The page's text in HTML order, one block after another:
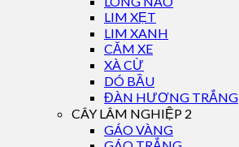
LIM XẸT
LIM XANH
CĂM XE
XÀ CỪ
DÓ BẦU
ĐÀN HƯƠNG TRẮNG
CÂY LÂM NGHIỆP 2
GÁO VÀNG